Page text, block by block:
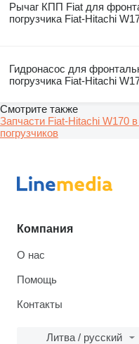
Рычаг КПП Fiat для
погрузчика Fiat-Hitachi
Гидронасос для
погрузчика Fiat-Hitachi
Смотрите также
Запчасти Fiat-Hitachi W170
погрузчиков
Компания
О нас
Помощь
Контакты
Литва / русский